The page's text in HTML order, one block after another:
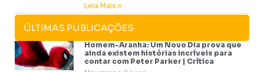
Leia Mais »
ÚLTIMAS PUBLICAÇÕES
Homem-Aranha: Um Novo Dia prova que
ainda existem histórias incríveis para
contar com Peter Parker | Crítica